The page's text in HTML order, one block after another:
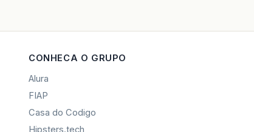
CONHECA O GRUPO
Alura
FIAP
Casa do Codigo
Hipsters.tech